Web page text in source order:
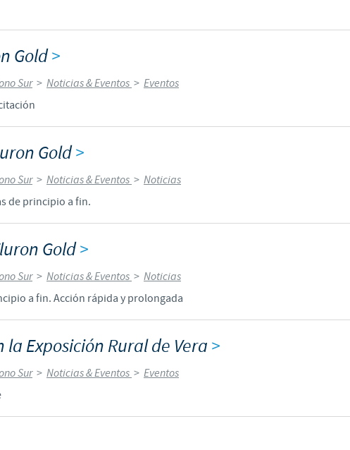
Gold>
Sur > Noticias & Eventos > Eventos
Gold>
Sur > Noticias & Eventos > Noticias
de principio a fin.
Gold>
Sur > Noticias & Eventos > Noticias
a fin. Acción rápida y prolongada
la Exposición Rural de Vera >
Sur > Noticias & Eventos > Eventos